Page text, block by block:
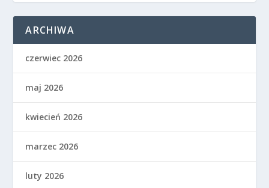
ARCHIWA
czerwiec 2026
maj 2026
kwiecień 2026
marzec 2026
luty 2026